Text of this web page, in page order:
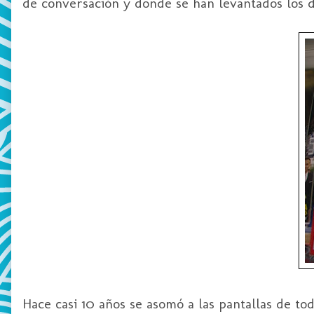
Hace casi 10 años se asomó a las pantallas de